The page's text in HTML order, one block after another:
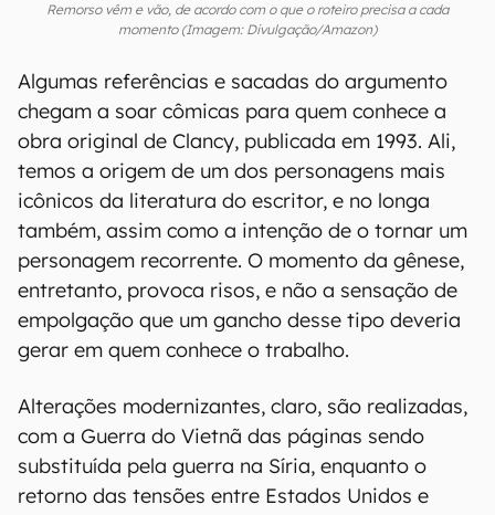
Remorso vêm e vão, de acordo com o que o roteiro precisa a cada
momento (Imagem: Divulgação/Amazon)
Algumas referências e sacadas do argumento
chegam a soar cômicas para quem conhece a
obra original de Clancy, publicada em 1993. Ali,
temos a origem de um dos personagens mais
icônicos da literatura do escritor, e no longa
também, assim como a intenção de o tornar um
personagem recorrente. O momento da gênese,
entretanto, provoca risos, e não a sensação de
empolgação que um gancho desse tipo deveria
gerar em quem conhece o trabalho.
Alterações modernizantes, claro, são realizadas,
com a Guerra do Vietnã das páginas sendo
substituída pela guerra na Síria, enquanto o
retorno das tensões entre Estados Unidos e